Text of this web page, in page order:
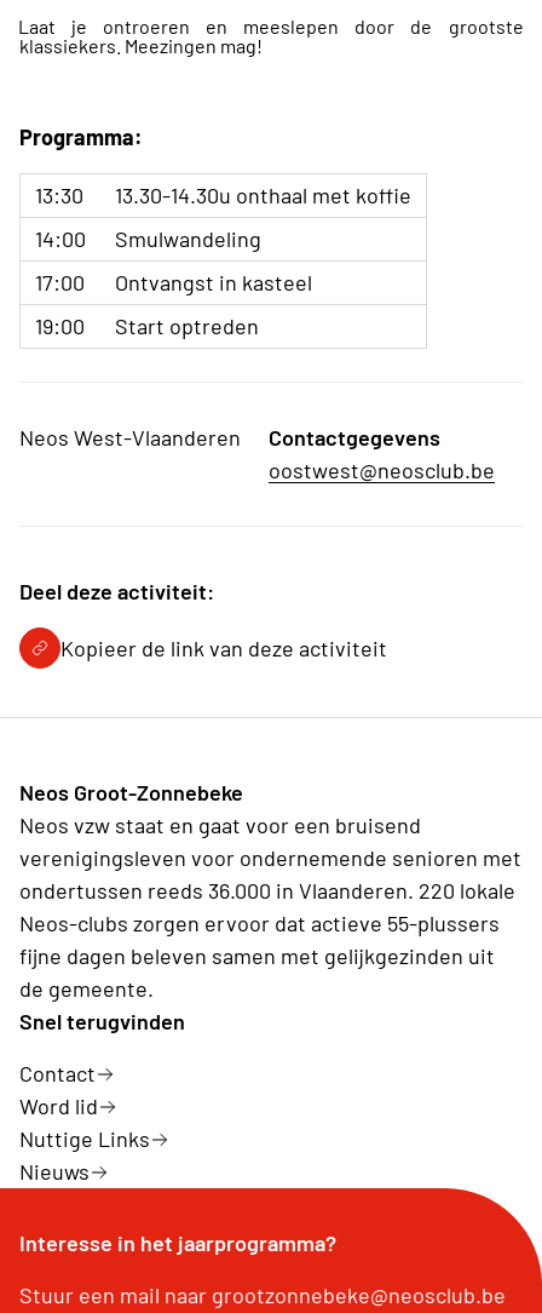
Laat je ontroeren en meeslepen door de grootste
klassiekers. Meezingen mag!
Programma:
13:30
13.30-14.30u onthaal met koffie
14:00
Smulwandeling
17:00
Ontvangst in kasteel
19:00
Start optreden
Neos West-Vlaanderen
Contactgegevens
oostwest@neosclub.be
Deel deze activiteit:
Kopieer de link van deze activiteit
Neos Groot-Zonnebeke
Neos vzw staat en gaat voor een bruisend
verenigingsleven voor ondernemende senioren met
ondertussen reeds 36.000 in Vlaanderen. 220 lokale
Neos-clubs zorgen ervoor dat actieve 55-plussers
fijne dagen beleven samen met gelijkgezinden uit
de gemeente.
Snel terugvinden
Contact
Word lid
Nuttige Links
Nieuws
Interesse in het jaarprogramma?
Stuur een mail naar grootzonnebeke@neosclub.be